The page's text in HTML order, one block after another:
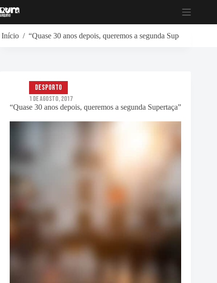
para
Início / “Quase 30 anos depois, queremos a segunda Supertaça”
“Quase 30 anos depois, queremos a segunda Supertaça”
Desporto
1 de Agosto, 2017